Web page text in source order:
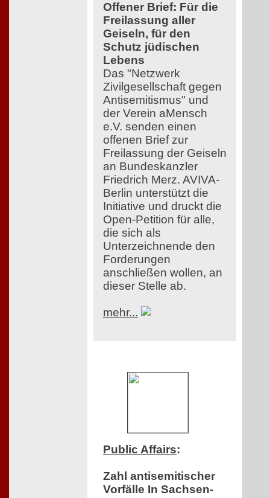
Offener Brief: Für die
Freilassung aller
Geiseln, für den
Schutz jüdischen
Lebens
Das "Netzwerk
Zivilgesellschaft gegen
Antisemitismus" und
der Verein aMensch
e.V. senden einen
offenen Brief zur
Freilassung der Geiseln
an Bundeskanzler
Friedrich Merz. AVIVA-
Berlin unterstützt die
Initiative und druckt die
Open-Petition für alle,
die sich als
Unterzeichnende den
Forderungen
anschließen wollen, an
dieser Stelle ab.
mehr...
Public Affairs:
Zahl antisemitischer
Vorfälle In Sachsen-